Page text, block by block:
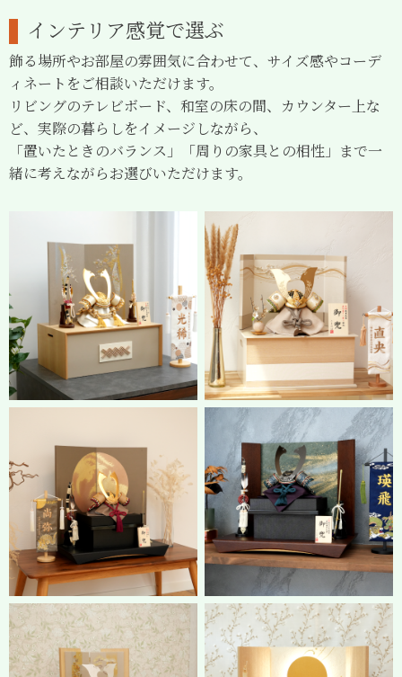
インテリア感覚で選ぶ
飾る場所やお部屋の雰囲気に合わせて、サイズ感やコーデ
ィネートをご相談いただけます。
リビングのテレビボード、和室の床の間、カウンター上な
ど、実際の暮らしをイメージしながら、
「置いたときのバランス」「周りの家具との相性」まで一
緒に考えながらお選びいただけます。